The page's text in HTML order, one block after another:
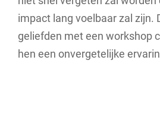
impact lang voelbaar zal zijn.
geliefden met een workshop
hen een onvergetelijke